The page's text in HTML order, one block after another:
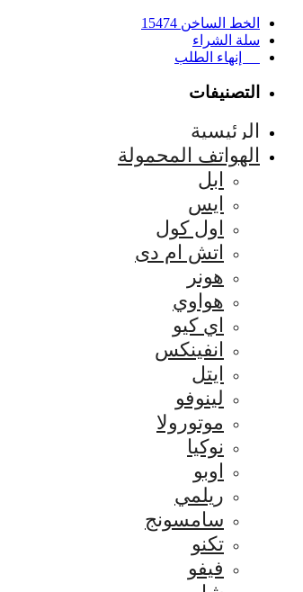
الخط الساخن 15474
سلة الشراء
إنهاء الطلب
التصنيفات
الرئيسية
الهواتف المحمولة
ابل
ايس
اول كول
اتش ام دى
هونر
هواوي
اي كيو
انفينكس
ايتل
لينوفو
موتورولا
نوكيا
اوبو
ريلمي
سامسونج
تكنو
فيفو